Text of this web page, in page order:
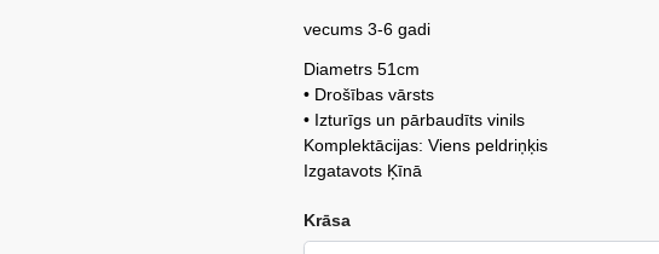
vecums 3-6 gadi
Diametrs 51cm
• Drošības vārsts
• Izturīgs un pārbaudīts vinils
Komplektācijas: Viens peldriņķis
Izgatavots Ķīnā
Krāsa